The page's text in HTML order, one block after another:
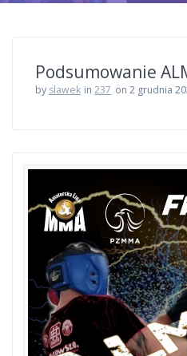
Podsumowanie
by slawek in237 on 2 grudnia